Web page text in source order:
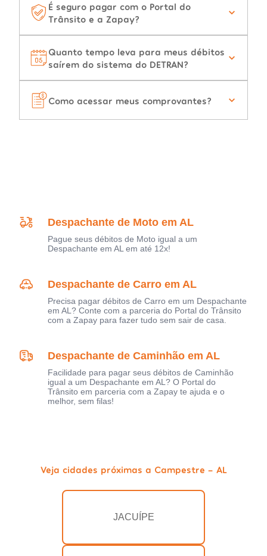
É seguro pagar com o Portal do
Trânsito e a Zapay?
Quanto tempo leva para meus débitos
saírem do sistema do DETRAN?
Como acessar meus comprovantes?
Despachante de Moto em AL
Pague seus débitos de Moto igual a um
Despachante em AL em até 12x!
Despachante de Carro em AL
Precisa pagar débitos de Carro em um Despachante
em AL? Conte com a parceria do Portal do Trânsito
com a Zapay para fazer tudo sem sair de casa.
Despachante de Caminhão em AL
Facilidade para pagar seus débitos de Caminhão
igual a um Despachante em AL? O Portal do
Trânsito em parceria com a Zapay te ajuda e o
melhor, sem filas!
Veja cidades próximas a Campestre - AL
JACUÍPE